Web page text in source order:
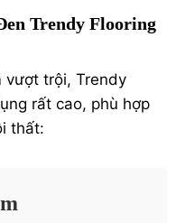
Trendy Flooring
vượt trội, Trendy
rất cao, phù hợp
thất: